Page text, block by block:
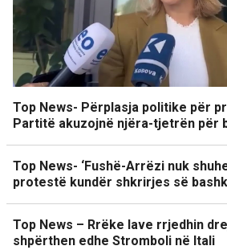
Top News- Përplasja politike për
Partitë akuzojnë njëra-tjetrën për
Top News- ‘Fushë-Arrëzi nuk
protestë kundër shkrirjes së
Top News – Rrëke lave rrjedhin
shpërthen edhe Stromboli në Itali